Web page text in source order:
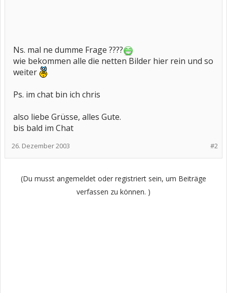
Ns. mal ne dumme Frage ????
wie bekommen alle die netten Bilder hier rein und so
weiter
Ps. im chat bin ich chris
also liebe Grüsse, alles Gute.
bis bald im Chat
#2
26. Dezember 2003
(Du musst angemeldet oder registriert sein, um Beiträge
verfassen zu können. )